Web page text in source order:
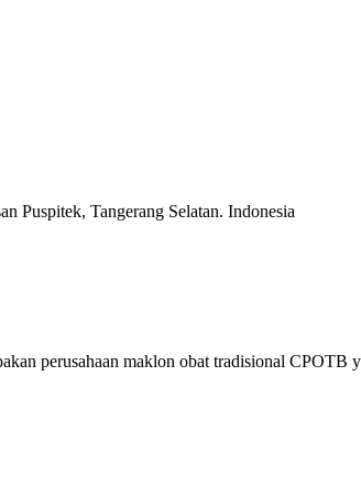
Puspitek, Tangerang Selatan. Indonesia
perusahaan maklon obat tradisional CPOTB